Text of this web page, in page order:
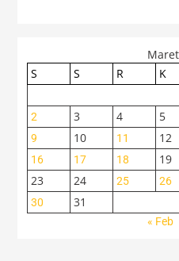
S
S R K
2
3 4 5
9
10 11 12
16 17 18 19
23
24 25 26
30 31
« Feb